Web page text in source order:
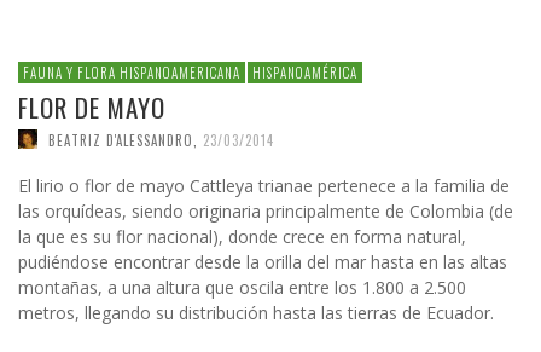
FAUNA Y FLORA HISPANOAMERICANA HISPANOAMÉRICA
FLOR DE MAYO
BEATRIZ D'ALESSANDRO 23/03/2014
El lirio o flor de mayo Cattleya trianae pertenece a la familia de
las orquídeas, siendo originaria principalmente de Colombia (de
la que es su flor nacional), donde crece en forma natural,
pudiéndose encontrar desde la orilla del mar hasta en las altas
montañas, a una altura que oscila entre los 1.800 a 2.500
metros, llegando su distribución hasta las tierras de Ecuador.